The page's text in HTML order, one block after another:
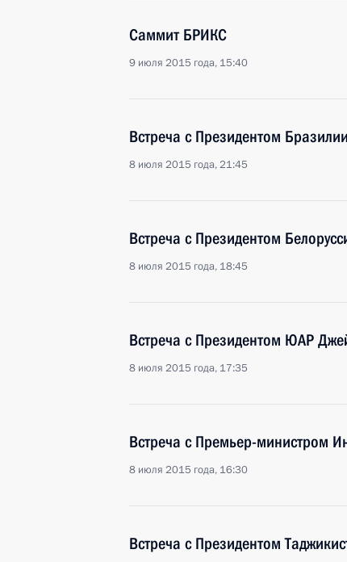
Саммит БРИКС
9 июля 2015 года, 15:40
Встреча с Президентом
8 июля 2015 года, 21:45
Встреча с Президентом
8 июля 2015 года, 18:45
Встреча с Президентом ЮАР
8 июля 2015 года, 17:35
Встреча с Премьер-министром
8 июля 2015 года, 16:30
Встреча с Президентом